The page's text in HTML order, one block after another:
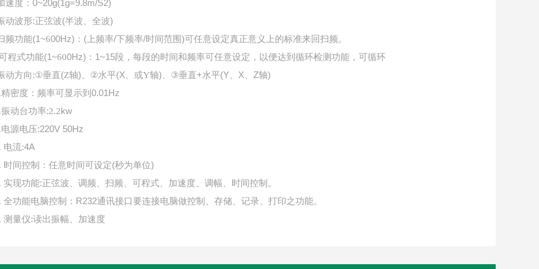
速度：0~20g(1g=9.8m/S2)
动波形:正弦波(半波、全波)
频功能(1~600Hz)：(上频率/下频率/时间范围)可任意设定真正意义上的标准来回扫频。
程式功能(1~600Hz)：1~15段，每段的时间和频率可任意设定，以便达到循环检测功能，可循环
动方向:①垂直(Z轴)、 ②水平(X、 或Y轴)、 ③垂直+水平(Y、X、Z轴)
精密度：频率可显示到0.01Hz
振动台功率:2.2kw
电源电压:220V 50Hz
电流:4A
时间控制：任意时间可设定(秒为单位)
实现功能:正弦波、调频、扫频、可程式、加速度、调幅、时间控制。
全功能电脑控制：R232通讯接口要连接电脑做控制、存储、记录、打印之功能。
测量仪:读出振幅、加速度